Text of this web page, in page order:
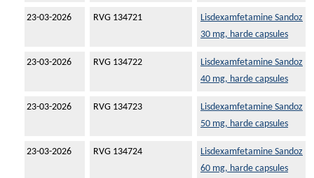
23-03-2026 RVG 134721
Lisdexamfetamine Sandoz
30 mg, harde capsules
23-03-2026 RVG 134722
Lisdexamfetamine Sandoz
40 mg, harde capsules
23-03-2026 RVG 134723
Lisdexamfetamine Sandoz
50 mg, harde capsules
23-03-2026 RVG 134724
Lisdexamfetamine Sandoz
60 mg, harde capsules